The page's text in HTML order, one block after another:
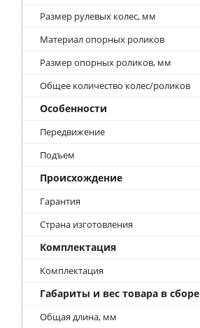
Размер рулевых колес, мм
Материал опорных роликов
Размер опорных роликов, мм
Общее количество колес/роликов
Особенности
Передвижение
Подъем
Происхождение
Гарантия
Страна изготовления
Комплектация
Комплектация
Габариты и вес товара в сборе
Общая длина, мм